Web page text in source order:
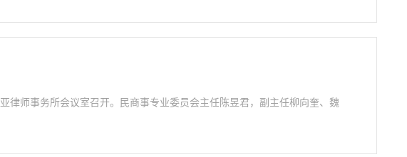
师事务所会议室召开。民商事专业委员会主任陈昱君，副主任柳向奎、魏